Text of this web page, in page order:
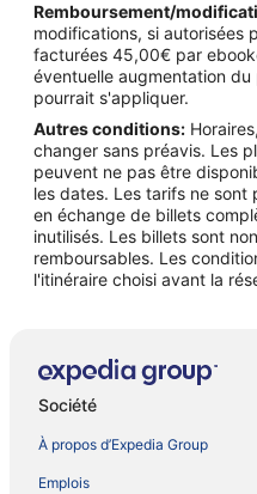
Remboursement/
modifications, si autorisées
facturées 45,00€ par
éventuelle augmentation
pourrait s'appliquer.
Autres conditions:
changer sans préavis. Les
peuvent ne pas être
les dates. Les tarifs ne
en échange de billets
inutilisés. Les billets sont
remboursables. Les
l'itinéraire choisi avant la
Société
À propos d’Expedia Group
Emplois